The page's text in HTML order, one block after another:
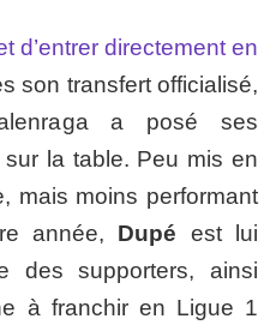
d’entrer directement en
son transfert officialisé,
a posé ses
la table. Peu mis en
mais moins performant
année, Dupé est lui
des supporters, ainsi
à franchir en Ligue 1